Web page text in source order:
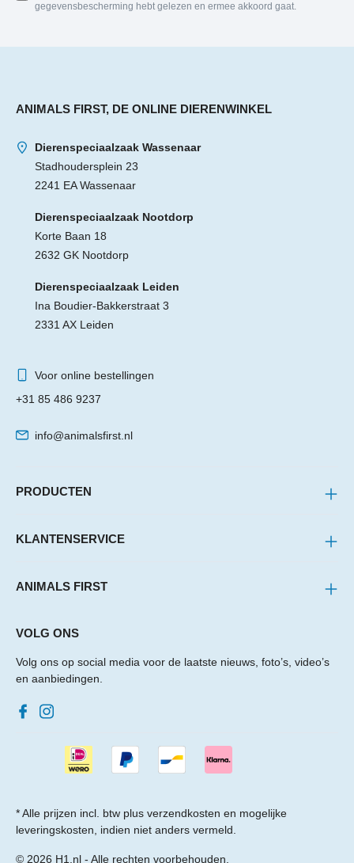
gegevensbescherming hebt gelezen en ermee akkoord gaat.
ANIMALS FIRST, DE ONLINE DIERENWINKEL
Dierenspeciaalzaak Wassenaar
Stadhoudersplein 23
2241 EA Wassenaar
Dierenspeciaalzaak Nootdorp
Korte Baan 18
2632 GK Nootdorp
Dierenspeciaalzaak Leiden
Ina Boudier-Bakkerstraat 3
2331 AX Leiden
Voor online bestellingen
+31 85 486 9237
info@animalsfirst.nl
PRODUCTEN
KLANTENSERVICE
ANIMALS FIRST
VOLG ONS
Volg ons op social media voor de laatste nieuws, foto’s, video’s
en aanbiedingen.
* Alle prijzen incl. btw plus verzendkosten en mogelijke
leveringskosten, indien niet anders vermeld.
© 2026 H1.nl - Alle rechten voorbehouden.